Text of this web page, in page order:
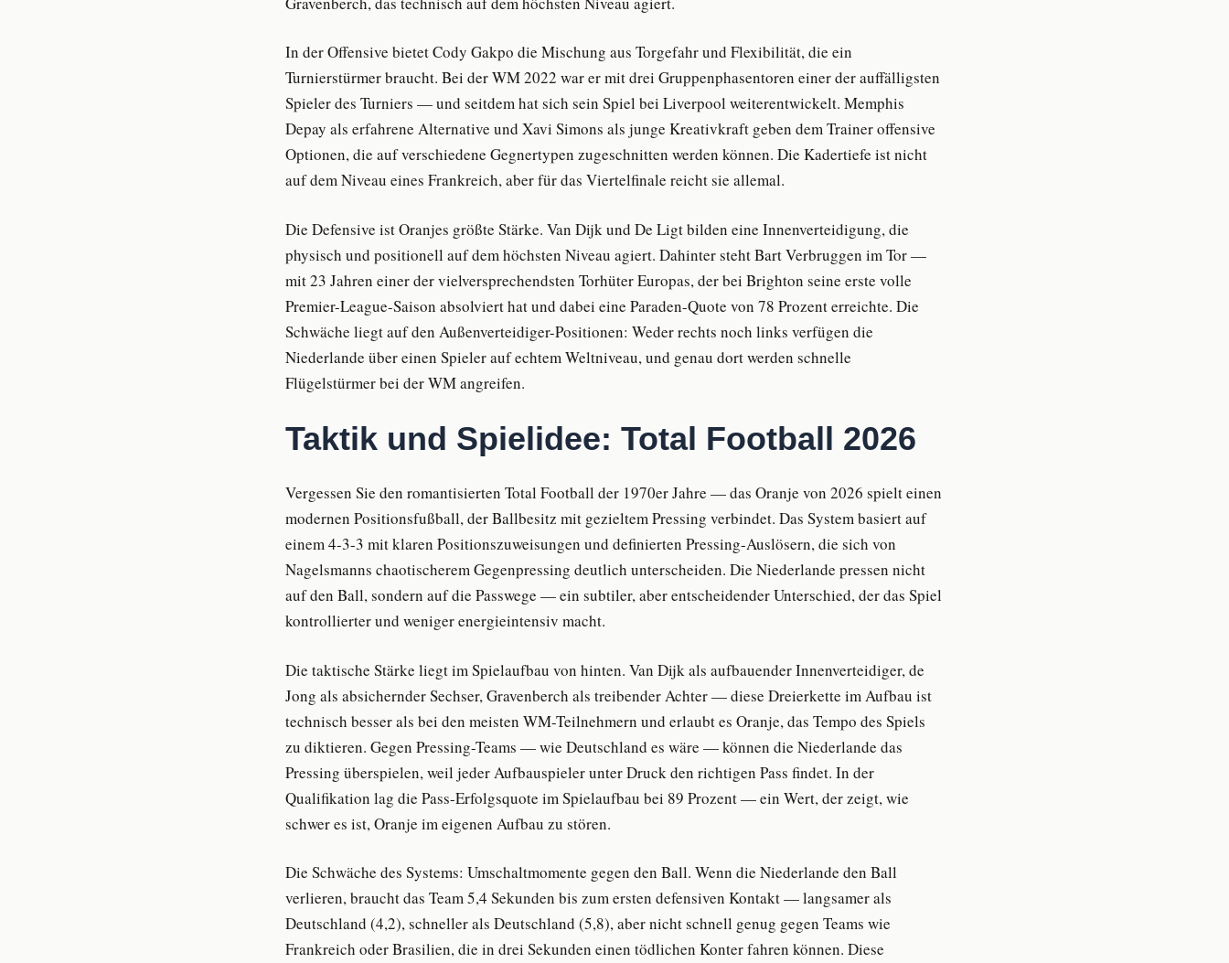
In der Offensive bietet Cody Gakpo die Mischung aus Torgefahr und Flexibilität, die ein
Turnierstürmer braucht. Bei der WM 2022 war er mit drei Gruppenphasentoren einer der auffälligsten
Spieler des Turniers — und seitdem hat sich sein Spiel bei Liverpool weiterentwickelt. Memphis
Depay als erfahrene Alternative und Xavi Simons als junge Kreativkraft geben dem Trainer offensive
Optionen, die auf verschiedene Gegnertypen zugeschnitten werden können. Die Kadertiefe ist nicht
auf dem Niveau eines Frankreich, aber für das Viertelfinale reicht sie allemal.
Die Defensive ist Oranjes größte Stärke. Van Dijk und De Ligt bilden eine Innenverteidigung, die
physisch und positionell auf dem höchsten Niveau agiert. Dahinter steht Bart Verbruggen im Tor —
mit 23 Jahren einer der vielversprechendsten Torhüter Europas, der bei Brighton seine erste volle
Premier-League-Saison absolviert hat und dabei eine Paraden-Quote von 78 Prozent erreichte. Die
Schwäche liegt auf den Außenverteidiger-Positionen: Weder rechts noch links verfügen die
Niederlande über einen Spieler auf echtem Weltniveau, und genau dort werden schnelle
Flügelstürmer bei der WM angreifen.
Taktik und Spielidee: Total Football 2026
Vergessen Sie den romantisierten Total Football der 1970er Jahre — das Oranje von 2026 spielt einen
modernen Positionsfußball, der Ballbesitz mit gezieltem Pressing verbindet. Das System basiert auf
einem 4-3-3 mit klaren Positionszuweisungen und definierten Pressing-Auslösern, die sich von
Nagelsmanns chaotischerem Gegenpressing deutlich unterscheiden. Die Niederlande pressen nicht
auf den Ball, sondern auf die Passwege — ein subtiler, aber entscheidender Unterschied, der das Spiel
kontrollierter und weniger energieintensiv macht.
Die taktische Stärke liegt im Spielaufbau von hinten. Van Dijk als aufbauender Innenverteidiger, de
Jong als absichernder Sechser, Gravenberch als treibender Achter — diese Dreierkette im Aufbau ist
technisch besser als bei den meisten WM-Teilnehmern und erlaubt es Oranje, das Tempo des Spiels
zu diktieren. Gegen Pressing-Teams — wie Deutschland es wäre — können die Niederlande das
Pressing überspielen, weil jeder Aufbauspieler unter Druck den richtigen Pass findet. In der
Qualifikation lag die Pass-Erfolgsquote im Spielaufbau bei 89 Prozent — ein Wert, der zeigt, wie
schwer es ist, Oranje im eigenen Aufbau zu stören.
Die Schwäche des Systems: Umschaltmomente gegen den Ball. Wenn die Niederlande den Ball
verlieren, braucht das Team 5,4 Sekunden bis zum ersten defensiven Kontakt — langsamer als
Deutschland (4,2), schneller als Deutschland (5,8), aber nicht schnell genug gegen Teams wie
Frankreich oder Brasilien, die in drei Sekunden einen tödlichen Konter fahren können. Diese